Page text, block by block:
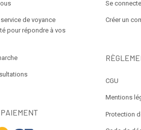
de voyance
pour répondre à vos
PAIEMENT
Se
Créer un
CGU
Mentions
Protection